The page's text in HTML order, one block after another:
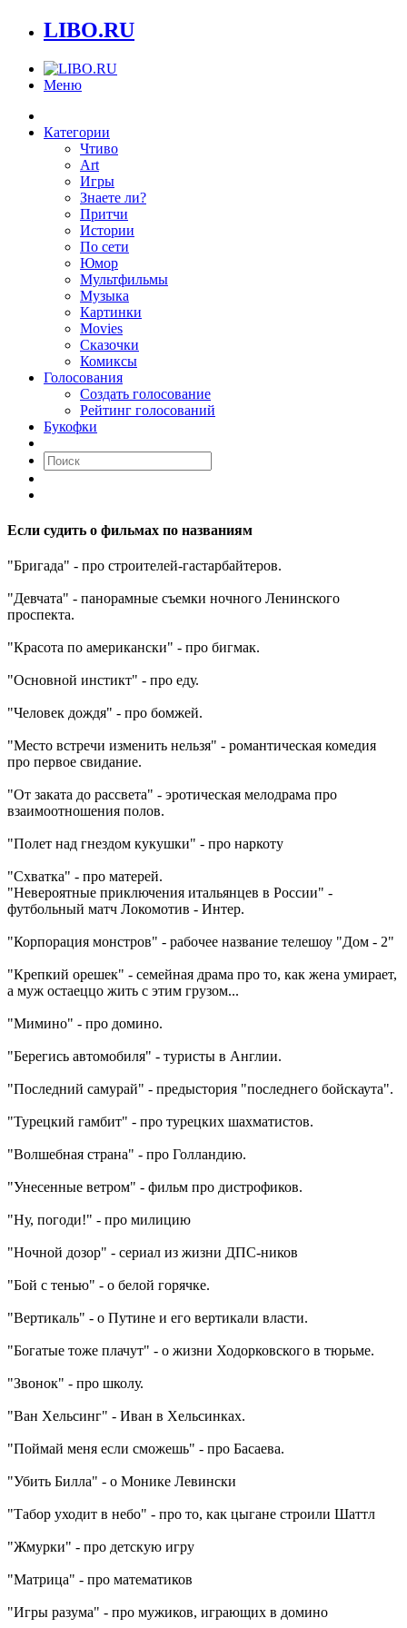
LIBO.RU
Меню
Категории
Чтиво
Art
Игры
Знаете ли?
Притчи
Истории
По сети
Юмор
Мультфильмы
Музыка
Картинки
Movies
Сказочки
Комиксы
Голосования
Создать голосование
Рейтинг голосований
Букофки
Если судить о фильмах по названиям
"Бригада" - про строителей-гастарбайтеров.
"Девчата" - панорамные съемки ночного Ленинского
проспекта.
"Красота по американски" - про бигмак.
"Основной инстикт" - про еду.
"Человек дождя" - про бомжей.
"Место встречи изменить нельзя" - романтическая комедия
про первое свидание.
"От заката до рассвета" - эротическая мелодрама про
взаимоотношения полов.
"Полет над гнездом кукушки" - про наркоту
"Схватка" - про матерей.
"Невероятные приключения итальянцев в России" -
футбольный матч Локомотив - Интер.
"Корпорация монстров" - рабочее название телешоу "Дом - 2"
"Крепкий орешек" - семейная драма про то, как жена умирает,
а муж остаеццо жить с этим грузом...
"Мимино" - про домино.
"Берегись автомобиля" - туристы в Англии.
"Последний самурай" - предыстория "последнего бойскаута".
"Турецкий гамбит" - про турецких шахматистов.
"Волшебная страна" - про Голландию.
"Унесенные ветром" - фильм про дистрофиков.
"Ну, погоди!" - про милицию
"Ночной дозор" - сериал из жизни ДПС-ников
"Бой с тенью" - о белой горячке.
"Вертикаль" - о Путине и его вертикали власти.
"Богатые тоже плачут" - о жизни Ходорковского в тюрьме.
"Звонок" - про школу.
"Ван Хельсинг" - Иван в Хельсинках.
"Поймай меня если сможешь" - про Басаева.
"Убить Билла" - о Монике Левински
"Табор уходит в небо" - про то, как цыгане строили Шаттл
"Жмурки" - про детскую игру
"Матрица" - про математиков
"Игры разума" - про мужиков, играющих в домино